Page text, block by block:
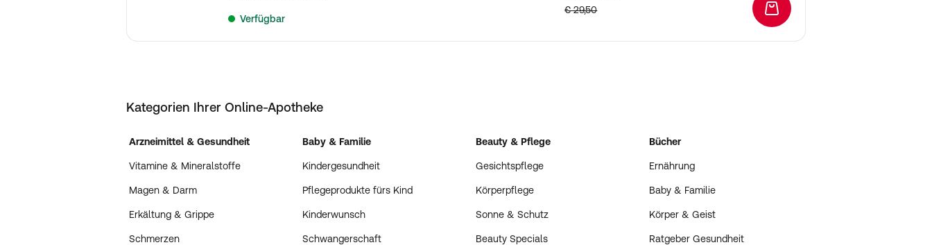
Verfügbar
€ 29,50
In den Warenkorb
Kategorien Ihrer Online-Apotheke
Arzneimittel & Gesundheit
Vitamine & Mineralstoffe
Magen & Darm
Erkältung & Grippe
Schmerzen
Baby & Familie
Kindergesundheit
Pflegeprodukte fürs Kind
Kinderwunsch
Schwangerschaft
Beauty & Pflege
Gesichtspflege
Körperpflege
Sonne & Schutz
Beauty Specials
Bücher
Ernährung
Baby & Familie
Körper & Geist
Ratgeber Gesundheit